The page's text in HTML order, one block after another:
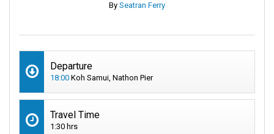
By Seatran Ferry
Departure
18:00 Koh Samui, Nathon Pier
Travel Time
1:30 hrs